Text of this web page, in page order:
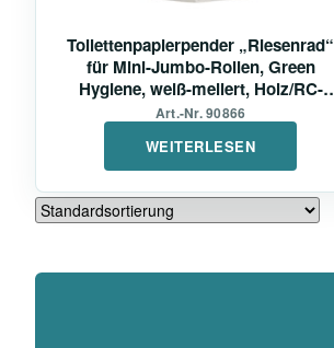
Toilettenpapierpender „Riesenrad“
für Mini-Jumbo-Rollen, Green
Hygiene, weiß-meliert, Holz/RC-
Kunststoff
Art.-Nr. 90866
WEITERLESEN